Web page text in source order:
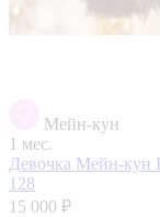
Мейн-кун
1 мес.
Девочка Мейн-кун
128
15 000 ₽